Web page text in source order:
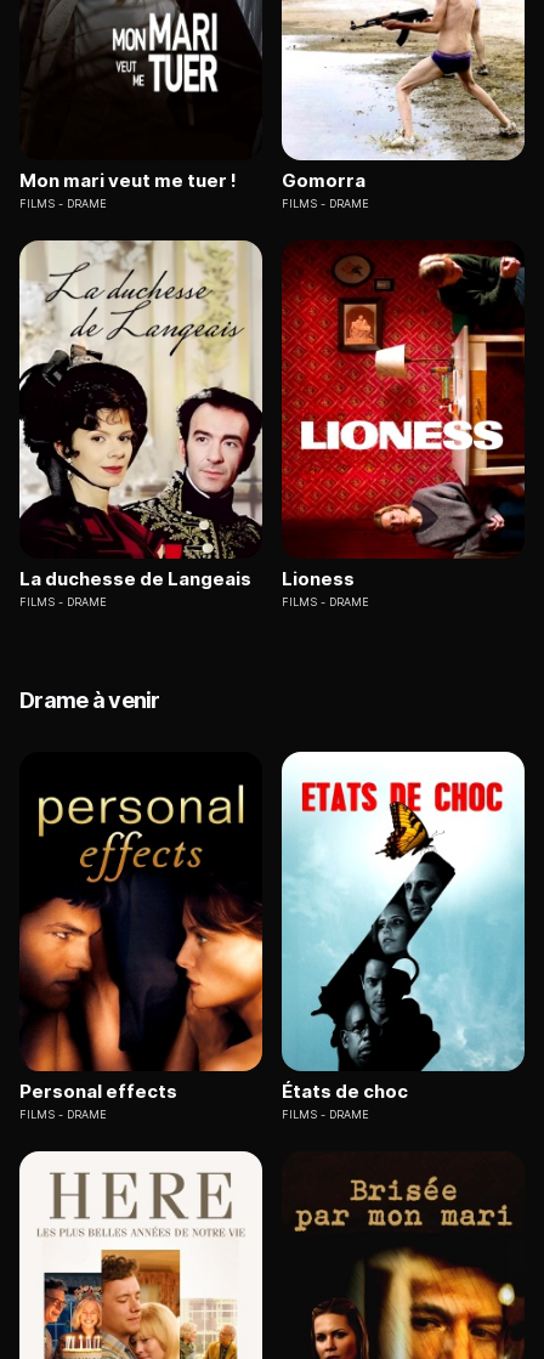
Mon mari veut me tuer !
FILMS DRAME
Gomorra
FILMS DRAME
La duchesse de Langeais
FILMS DRAME
Lioness
FILMS DRAME
Drame à venir
Personal effects
FILMS DRAME
États de choc
FILMS DRAME